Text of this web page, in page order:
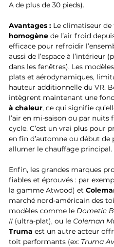
A de plus de 30 pieds).
Avantages : Le climatiseur
homogène de l’air froid
efficace pour refroidir
aussi de l’espace à l’intérieur
dans les fenêtres). Les
plats et aérodynamiques,
hauteur additionnelle du VR.
intègrent maintenant une
à chaleur, ce qui signifie
l’air en mi-saison ou par nuits
cycle. C’est un vrai plus pour
en fin d’automne ou début de
allumer le chauffage principal.
Enfin, les grandes marques
fiables et éprouvés : par
la gamme Atwood) et
marché nord-américain des
modèles comme le Dometic
II (ultra-plat), ou le Coleman
Truma est un autre acteur
toit performants (ex: Truma